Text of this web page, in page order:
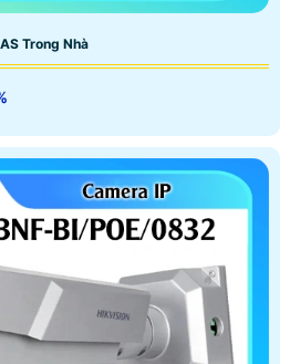
Trong Nhà